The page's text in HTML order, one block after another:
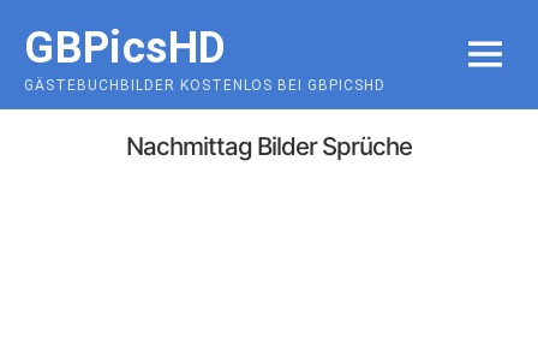
content
GBPicsHD
GÄSTEBUCHBILDER KOSTENLOS BEI GBPICSHD
MENU
Nachmittag Bilder Sprüche